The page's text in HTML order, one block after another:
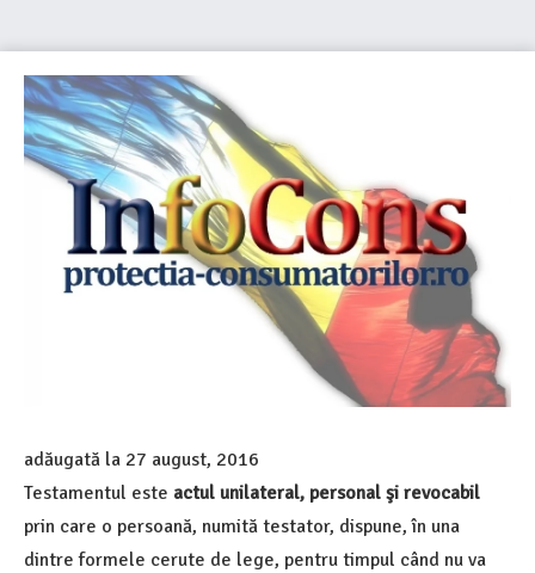
adăugată la 27 august, 2016
Testamentul este actul unilateral, personal şi revocabil
prin care o persoană, numită testator, dispune, în una
dintre formele cerute de lege, pentru timpul când nu va